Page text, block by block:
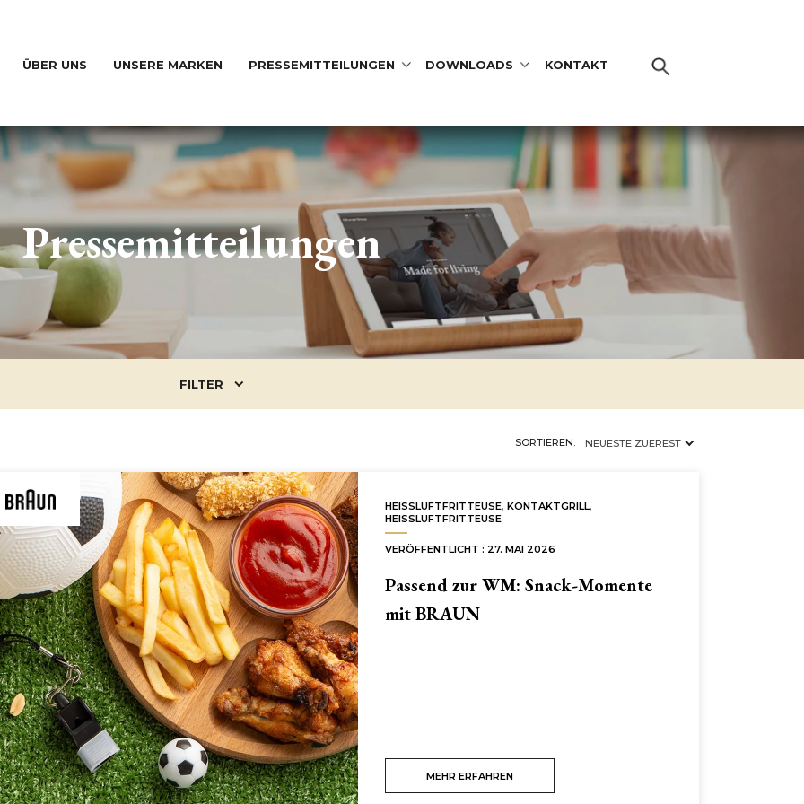
ÜBER UNS UNSERE MARKEN PRESSEMITTEILUNGEN DOWNLOADS KONTAKT
Pressemitteilungen
×KONTAKTGRILL
FILTER
SORTIEREN: NEUESTE ZUEREST
HEISSLUFTFRITTEUSE , KONTAKTGRILL,
HEISSLUFTFRITTEUSE
VERÖFFENTLICHT : 27. MAI 2026
Passend zur WM: Snack-Momente
mit BRAUN
MEHR ERFAHREN